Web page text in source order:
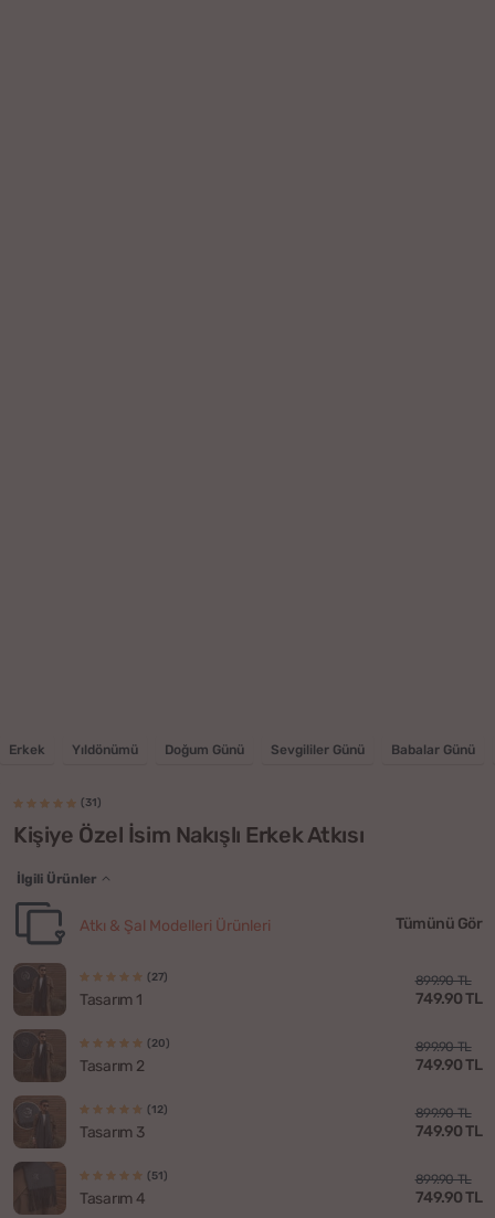
Erkek Yıldönümü Doğum Günü Sevgililer Günü Babalar Günü
(31)
Kişiye Özel İsim Nakışlı Erkek Atkısı
İlgili Ürünler
Atkı & Şal Modelleri Ürünleri Tümünü Gör
(27)
Tasarım 1
899.90 TL
749.90 TL
(20)
Tasarım 2
899.90 TL
749.90 TL
(12)
Tasarım 3
899.90 TL
749.90 TL
(51)
Tasarım 4
899.90 TL
749.90 TL